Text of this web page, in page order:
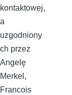
kontaktowej,
a
uzgodniony
ch przez
Angelę
Merkel,
Francois